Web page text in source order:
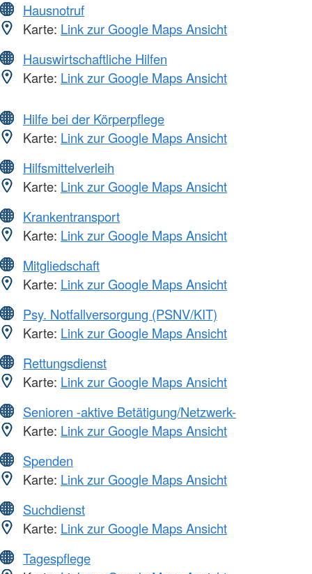
Hausnotruf
Karte: Link zur Google Maps Ansicht
Hauswirtschaftliche Hilfen
Karte: Link zur Google Maps Ansicht
Hilfe bei der Körperpflege
Karte: Link zur Google Maps Ansicht
Hilfsmittelverleih
Karte: Link zur Google Maps Ansicht
Krankentransport
Karte: Link zur Google Maps Ansicht
Mitgliedschaft
Karte: Link zur Google Maps Ansicht
Psy. Notfallversorgung (PSNV/KIT)
Karte: Link zur Google Maps Ansicht
Rettungsdienst
Karte: Link zur Google Maps Ansicht
Senioren -aktive Betätigung/Netzwerk-
Karte: Link zur Google Maps Ansicht
Spenden
Karte: Link zur Google Maps Ansicht
Suchdienst
Karte: Link zur Google Maps Ansicht
Tagespflege